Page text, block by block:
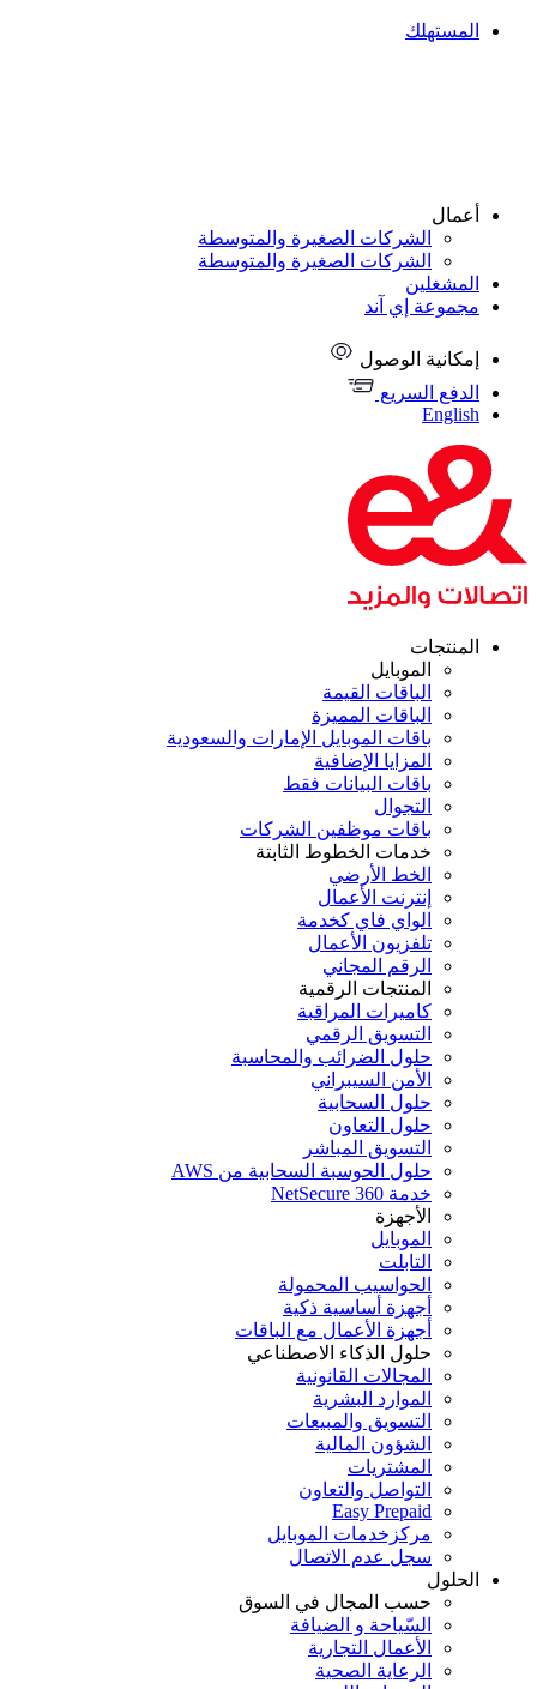
الشركات الصغيرة والمتوسطة
الشركات الصغيرة والمتوسطة
إي آند
الوصول
السريع
الموبايل
الباقات القيمة
الباقات المميزة
باقات الموبايل الإمارات والسعودية
المزايا الإضافية
باقات البيانات فقط
التجوال
باقات موظفين الشركات
خدمات الخطوط الثابتة
الخط الأرضي
إنترنت الأعمال
الواي فاي كخدمة
تلفزيون الأعمال
الرقم المجاني
المنتجات الرقمية
كاميرات المراقبة
التسويق الرقمي
حلول الضرائب والمحاسبة
الأمن السيبراني
حلول السحابية
حلول التعاون
التسويق المباشر
حلول الحوسبة السحابية من AWS
خدمة NetSecure 360
الأجهزة
الموبايل
التابلت
الحواسيب المحمولة
أجهزة أساسية ذكية
أجهزة الأعمال مع الباقات
حلول الذكاء الاصطناعي
المجالات القانونية
الموارد البشرية
التسويق والمبيعات
الشؤون المالية
المشتريات
التواصل والتعاون
Easy Prepaid
مركزخدمات الموبايل
سجل عدم الاتصال
حسب المجال في السوق
السّياحة و الضيافة
الأعمال التجارية
الرعاية الصحية